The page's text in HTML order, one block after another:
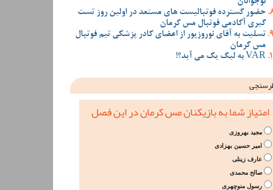
حضور گسترده فوتبالیست های مستعد در اولین روز تست
گیری آکادمی فوتبال مس کرمان
تسلیت به آقای نوروزپور از اعضای کادر پزشکی تیم فوتبال
مس کرمان
VAR به لیگ یک می آید؟!
امتیاز شما به بازیکنان مس کرمان در این فصل
مجید بهروزی
امیر حسین بهزادی
عارف زینلی
صالح محمدی
رسول منوچهری